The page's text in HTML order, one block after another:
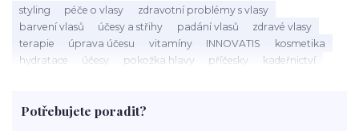
styling péče o vlasy
zdravotní problémy s vlasy
barvení vlasů
účesy a střihy padání vlasů
zdravé vlasy
terapie
úprava účesu vitamíny INNOVATIS
kosmetika
hydratace
účesy pokožka hlavy příčesky
kadeřnictví
třepění vlasů
chemicky poškozené vlasy
Potřebujete poradit?